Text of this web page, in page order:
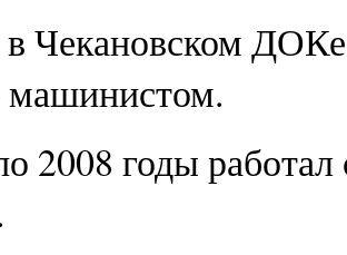
Чекановском
2008 годы